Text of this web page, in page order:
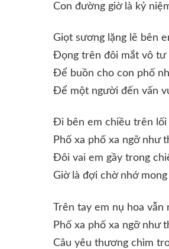
Con đường giờ là kỷ
Giọt sương lặng lẽ bên
Đọng trên đôi mắt vô tư
Để buồn cho con phố
Để một người đến vấn
Đi bên em chiều trên lối
Phố xa phố xa ngỡ như
Đôi vai em gầy trong
Giờ là đợi chờ nhớ
Trên tay em nụ hoa vẫn
Phố xa phố xa ngỡ như
Câu yêu thương chìm